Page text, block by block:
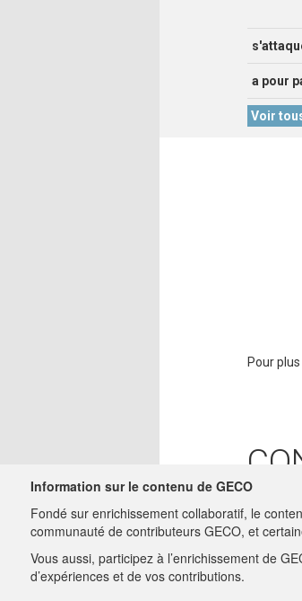
a pour
Voir
Pour
A PROPOS
Information sur le contenu de GECO
Fondé sur enrichissement collaboratif, le
communauté de contributeurs GECO, et
Vous aussi, participez à l’enrichissement de
d’expériences et de vos contributions.